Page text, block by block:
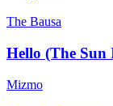
The Bausa
Hello (The Sun
Mizmo